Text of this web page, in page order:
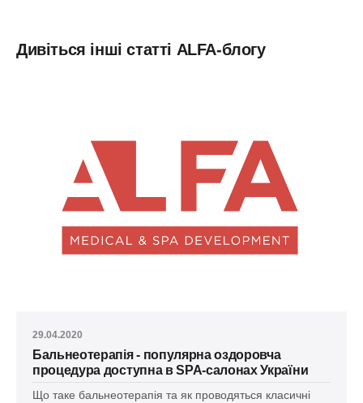
Дивіться інші статті ALFA-блогу
29.04.2020
Бальнеотерапія - популярна оздоровча
процедура доступна в SPA-салонах України
Що таке бальнеотерапія та як проводяться класичні